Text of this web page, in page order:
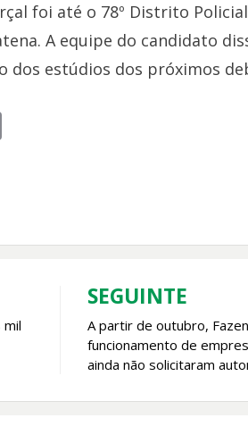
foi até o 78º Distrito
A equipe do candidato
dos estúdios dos próximos
E
mil
SEGUINTE
A partir de outubro,
funcionamento de
ainda não solicitaram